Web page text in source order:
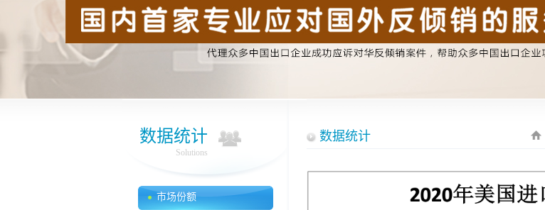
数据统计
Solutions
市场份额
数据统计